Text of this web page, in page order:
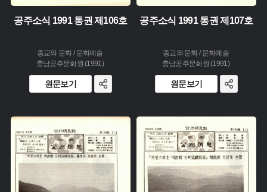
공주소식 1991 통권 제106호
종교와 문화 / 문화예술
충남공주문화원 (1991)
원문보기
공주소식 1991 통권 제107호
종교와 문화 / 문화예술
충남공주문화원 (1991)
원문보기
주제 :
유형 :
소장 :
주제 :
유형 :
생산 :
소장 :